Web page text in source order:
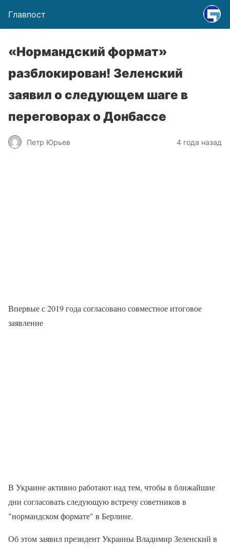
Главпост
«Нормандский формат»
разблокирован! Зеленский
заявил о следующем шаге в
переговорах о Донбассе
Петр Юрьев 4 года назад
Впервые с 2019 года согласовано совместное итоговое
заявление
В Украине активно работают над тем, чтобы в ближайшие
дни согласовать следующую встречу советников в
"нормандском формате" в Берлине.
Об этом заявил президент Украины Владимир Зеленский в